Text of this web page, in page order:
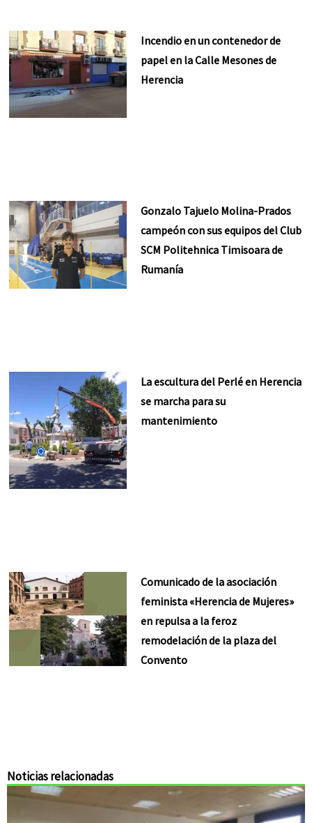
Incendio en un contenedor de
papel en la Calle Mesones de
Herencia
Gonzalo Tajuelo Molina-Prados
campeón con sus equipos del Club
SCM Politehnica Timisoara de
Rumanía
La escultura del Perlé en Herencia
se marcha para su
mantenimiento
Comunicado de la asociación
feminista «Herencia de Mujeres»
en repulsa a la feroz
remodelación de la plaza del
Convento
Noticias relacionadas